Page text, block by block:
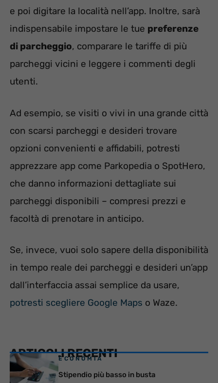
e poi digitare la località nell’app. Inoltre, sarà
indispensabile impostare le tue preferenze
di parcheggio, comparare le tariffe di più
parcheggi vicini e leggere i commenti degli
utenti.
Ad esempio, se visiti o vivi in una grande città
con scarsi parcheggi e desideri trovare
opzioni convenienti e affidabili, potresti
apprezzare app come Parkopedia o SpotHero,
che danno informazioni dettagliate sui
parcheggi disponibili – compresi prezzi e
facoltà di prenotare in anticipo.
Se, invece, vuoi solo sapere della disponibilità
in tempo reale dei parcheggi e desideri un’app
dall’interfaccia assai semplice da usare,
potresti scegliere Google Maps o Waze.
ARTICOLI RECENTI
ECONOMIA
Stipendio più basso in busta